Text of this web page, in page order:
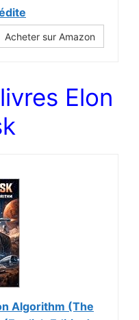
Acheter sur Amazon
Elon
Algorithm (The